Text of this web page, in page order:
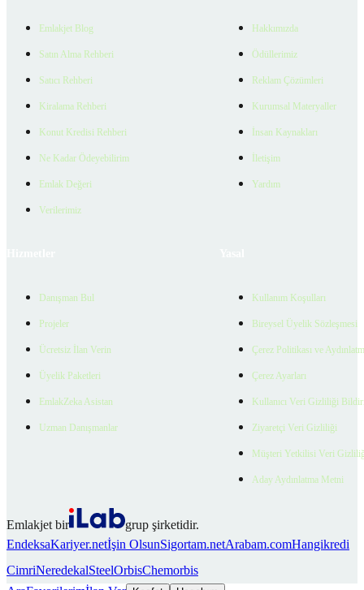
Emlakjet Blog
Satın Alma Rehberi
Satıcı Rehberi
Kiralama Rehberi
Konut Kredisi Rehberi
Ne Kadar Ödeyebilirim
Emlak Değeri
Verilerimiz
Hakkımızda
Ödüllerimiz
Reklam Çözümleri
Kurumsal Materyaller
İnsan Kaynakları
İletişim
Yardım
Danışman Bul
Projeler
Ücretsiz İlan Verin
Üyelik Paketleri
EmlakZeka Asistan
Uzman Danışmanlar
Kullanım Koşulları
Bireysel Üyelik Sözleşmesi
Çerez Politikası ve
Çerez Ayarları
Kullanıcı Veri Gizliliği
Ziyaretçi Veri Gizliliği
Müşteri Yetkilisi Veri
Aday Aydınlatma Metni
Emlakjet bir
grup şirketidir.
EndeksaKariyer.netİşin OlsunSigortam.netArabam.comHangikredi
CimriNeredekalSteelOrbisChemorbis